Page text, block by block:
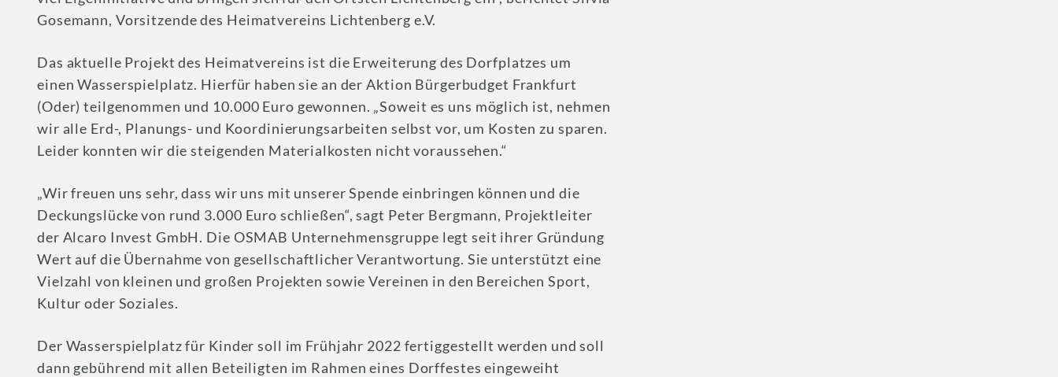
Gosemann, Vorsitzende des Heimatvereins Lichtenberg e.V.
Das aktuelle Projekt des Heimatvereins ist die Erweiterung des Dorfplatzes um
einen Wasserspielplatz. Hierfür haben sie an der Aktion Bürgerbudget Frankfurt
(Oder) teilgenommen und 10.000 Euro gewonnen. „Soweit es uns möglich ist, nehmen
wir alle Erd-, Planungs- und Koordinierungsarbeiten selbst vor, um Kosten zu sparen.
Leider konnten wir die steigenden Materialkosten nicht voraussehen.“
„Wir freuen uns sehr, dass wir uns mit unserer Spende einbringen können und die
Deckungslücke von rund 3.000 Euro schließen“, sagt Peter Bergmann, Projektleiter
der Alcaro Invest GmbH. Die OSMAB Unternehmensgruppe legt seit ihrer Gründung
Wert auf die Übernahme von gesellschaftlicher Verantwortung. Sie unterstützt eine
Vielzahl von kleinen und großen Projekten sowie Vereinen in den Bereichen Sport,
Kultur oder Soziales.
Der Wasserspielplatz für Kinder soll im Frühjahr 2022 fertiggestellt werden und soll
dann gebührend mit allen Beteiligten im Rahmen eines Dorffestes eingeweiht